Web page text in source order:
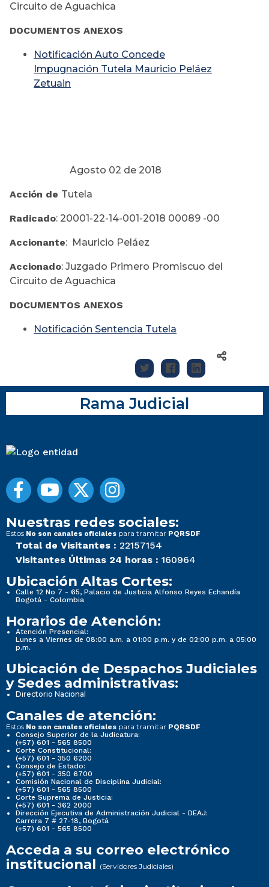
Circuito de Aguachica
DOCUMENTOS ANEXOS
Notificación Auto Concede
Impugnación Tutela Mauricio Peláez
Zetuain
Agosto 02 de 2018
Acción de Tutela
Radicado: 20001-22-14-001-2018 00089 -00
Accionante: Mauricio Peláez
Accionado: Juzgado Primero Promiscuo del
Circuito de Aguachica
DOCUMENTOS ANEXOS
Notificación Sentencia Tutela
Rama Judicial
Nuestras redes sociales:
Estos No son canales oficiales para tramitar PQRSDF
Total de Visitantes : 22157154
Visitantes Últimas 24 horas : 160964
Ubicación Altas Cortes:
Calle 12 No 7 - 65, Palacio de Justicia Alfonso Reyes Echandía
Bogotá - Colombia
Horarios de Atención:
Atención Presencial:
Lunes a Viernes de 08:00 a.m. a 01:00 p.m. y de 02:00 p.m. a 05:00
p.m.
Ubicación de Despachos Judiciales
y Sedes administrativas:
Directorio Nacional
Canales de atención:
Estos No son canales oficiales para tramitar PQRSDF
Consejo Superior de la Judicatura:
(+57) 601 - 565 8500
Corte Constitucional:
(+57) 601 - 350 6200
Consejo de Estado:
(+57) 601 - 350 6700
Comisión Nacional de Disciplina Judicial:
(+57) 601 - 565 8500
Corte Suprema de Justicia:
(+57) 601 - 362 2000
Dirección Ejecutiva de Administración Judicial - DEAJ:
Carrera 7 # 27-18, Bogotá
(+57) 601 - 565 8500
Acceda a su correo electrónico
institucional (Servidores Judiciales)